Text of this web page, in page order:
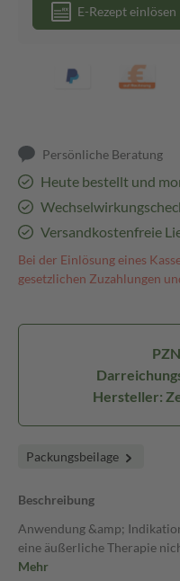
E-Rezept einlösen
Persönliche Beratung
Heute bestellt und
Versandkostenfreie
Bei der Einlösung eines
gesetzlichen Zuzahlungen
Hersteller:
Packungsbeilage
Beschreibung
Anwendung &amp;
eine äußerliche Therapie
Mehr